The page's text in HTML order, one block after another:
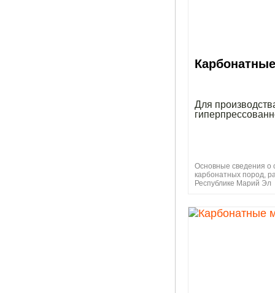
Для
Основные сведения о
карбонатных пород,
Республике Марий Эл